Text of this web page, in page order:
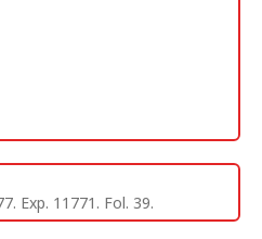
Exp. 11771. Fol. 39.